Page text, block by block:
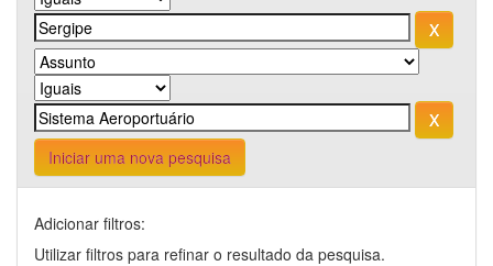
Iniciar uma nova pesquisa
Adicionar filtros:
Utilizar filtros para refinar o resultado da pesquisa.